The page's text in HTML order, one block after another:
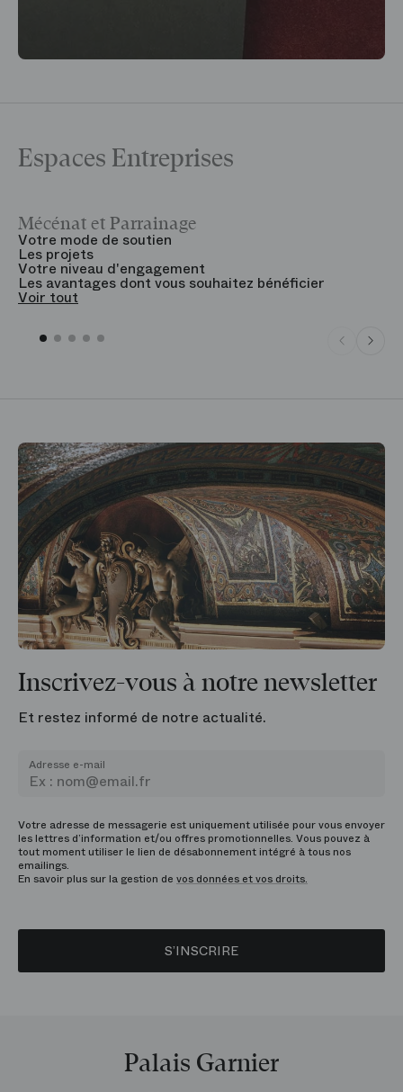
Espaces Entreprises
Mécénat et Parrainage
Votre mode de soutien
Les projets
Votre niveau d'engagement
Les avantages dont vous souhaitez bénéficier
Voir tout
Inscrivez-vous à notre newsletter
Et restez informé de notre actualité.
Adresse e-mail
Votre adresse de messagerie est uniquement utilisée pour vous envoyer
les lettres d’information et/ou offres promotionnelles. Vous pouvez à
tout moment utiliser le lien de désabonnement intégré à tous nos
emailings.
En savoir plus sur la gestion de vos données et vos droits.
S’INSCRIRE
Palais Garnier